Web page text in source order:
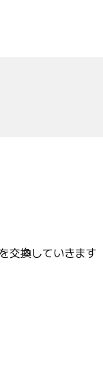
交換していきます